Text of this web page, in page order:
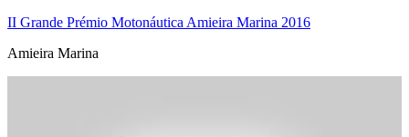
II Grande Prémio Motonáutica Amieira Marina 2016
Amieira Marina